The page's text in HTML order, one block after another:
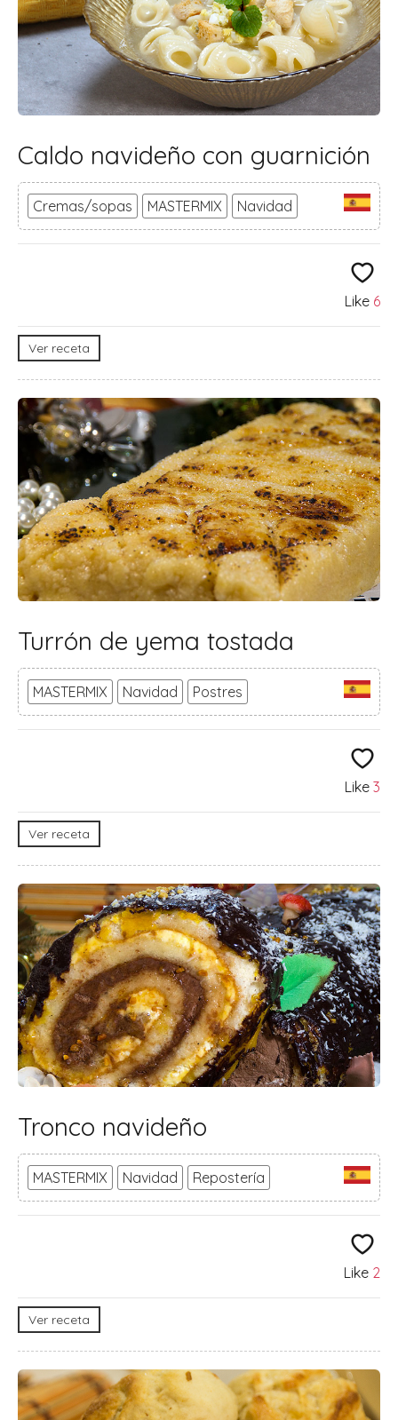
Caldo navideño con guarnición
Cremas/sopas MASTERMIX Navidad
Like 6
Ver receta
Turrón de yema tostada
MASTERMIX Navidad Postres
Like 3
Ver receta
Tronco navideño
MASTERMIX Navidad Repostería
Like 2
Ver receta